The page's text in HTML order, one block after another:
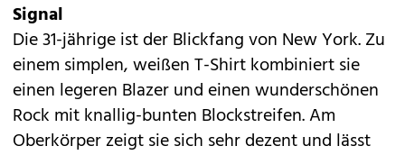
Signal
Die 31-jährige ist der Blickfang von New York. Zu
einem simplen, weißen T-Shirt kombiniert sie
einen legeren Blazer und einen wunderschönen
Rock mit knallig-bunten Blockstreifen. Am
Oberkörper zeigt sie sich sehr dezent und lässt